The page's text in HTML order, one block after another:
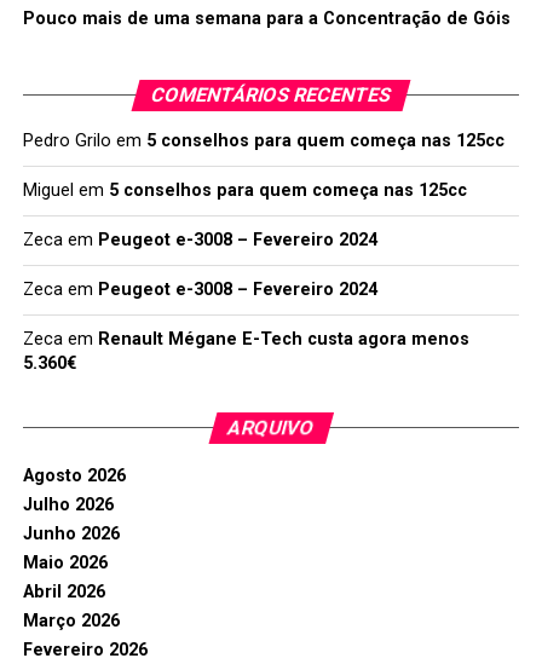
Pouco mais de uma semana para a Concentração de Góis
COMENTÁRIOS RECENTES
Pedro Grilo em 5 conselhos para quem começa nas 125cc
Miguel em 5 conselhos para quem começa nas 125cc
Zecaem Peugeot e-3008 – Fevereiro 2024
Zecaem Peugeot e-3008 – Fevereiro 2024
Zecaem Renault Mégane E-Tech custa agora menos
5.360€
ARQUIVO
Agosto 2026
Julho 2026
Junho 2026
Maio 2026
Abril 2026
Março 2026
Fevereiro 2026